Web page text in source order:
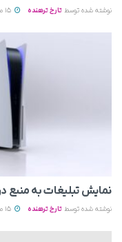
نوشته شده توسط تارخ ترهنده
نمایش تبلیغات به منبع
نوشته شده توسط تارخ ترهنده